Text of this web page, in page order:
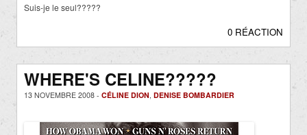
Suis-je le seul?????
0 RÉACTION
WHERE'S CELINE?????
13 NOVEMBRE 2008 - CÉLINE DION DENISE BOMBARDIER